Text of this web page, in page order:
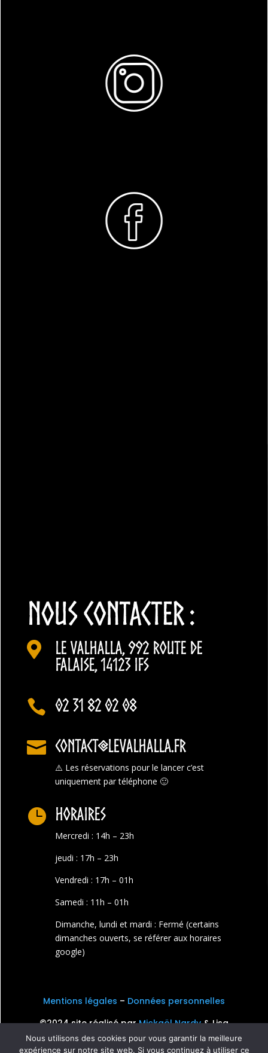
NOUS CONTACTER :

Le Valhalla, 992 Route de
Falaise, 14123 Ifs
 02 31 82 02 08
 contact@levalhalla.fr
⚠️ Les réservations pour le lancer c’est
uniquement par téléphone 🙂
 Horaires
Mercredi : 14h – 23h
jeudi : 17h – 23h
Vendredi : 17h – 01h
Samedi : 11h – 01h
Dimanche, lundi et mardi : Fermé (certains
dimanches ouverts, se référer aux horaires
google)
Mentions légales – Données personnelles
©2024 site réalisé parMickaël Nardy& Lisa
Palluel
Nous utilisons des cookies pour vous garantir la meilleure
expérience sur notre site web. Si vous continuez à utiliser ce